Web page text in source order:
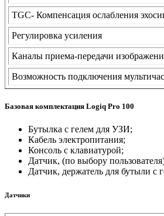
TGC- Компенсация ослабления
Регулировка усиления
Каналы приема-передачи
Возможность подключения
Базовая комплектация Logiq Pro 100
Бутылка с гелем для УЗИ;
Кабель электропитания;
Консоль с клавиатурой;
Датчик, (по выбору
Датчик, держатель для бутыли с
Датчики